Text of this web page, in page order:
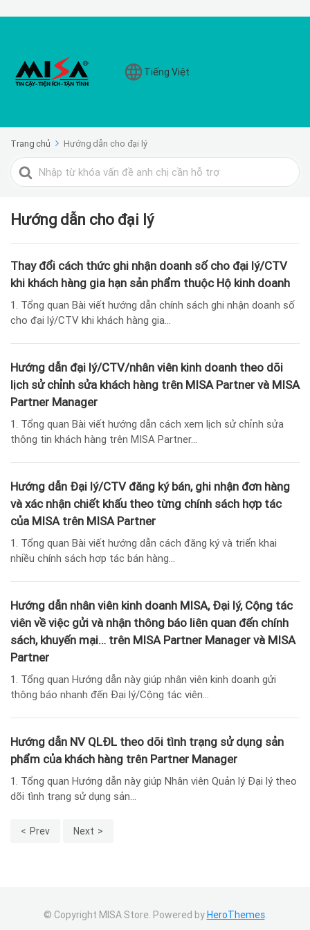
Tiếng Việt
Trang chủ Hướng dẫn cho đại lý
Search
For
Hướng dẫn cho đại lý
Thay đổi cách thức ghi nhận doanh số cho đại lý/CTV
khi khách hàng gia hạn sản phẩm thuộc Hộ kinh doanh
1. Tổng quan Bài viết hướng dẫn chính sách ghi nhận doanh số
cho đại lý/CTV khi khách hàng gia...
Hướng dẫn đại lý/CTV/nhân viên kinh doanh theo dõi
lịch sử chỉnh sửa khách hàng trên MISA Partner và MISA
Partner Manager
1. Tổng quan Bài viết hướng dẫn cách xem lịch sử chỉnh sửa
thông tin khách hàng trên MISA Partner...
Hướng dẫn Đại lý/CTV đăng ký bán, ghi nhận đơn hàng
và xác nhận chiết khấu theo từng chính sách hợp tác
của MISA trên MISA Partner
1. Tổng quan Bài viết hướng dẫn cách đăng ký và triển khai
nhiều chính sách hợp tác bán hàng...
Hướng dẫn nhân viên kinh doanh MISA, Đại lý, Cộng tác
viên về việc gửi và nhận thông báo liên quan đến chính
sách, khuyến mại… trên MISA Partner Manager và MISA
Partner
1. Tổng quan Hướng dẫn này giúp nhân viên kinh doanh gửi
thông báo nhanh đến Đại lý/Cộng tác viên...
Hướng dẫn NV QLĐL theo dõi tình trạng sử dụng sản
phẩm của khách hàng trên Partner Manager
1. Tổng quan Hướng dẫn này giúp Nhân viên Quản lý Đại lý theo
dõi tình trạng sử dụng sản...
Prev Next
© Copyright MISA Store. Powered byHeroThemes.